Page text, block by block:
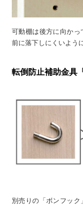
可動棚は後方に向か
前に落下しにくいよう
転倒防止補助金具
別売りの「ボンフッ